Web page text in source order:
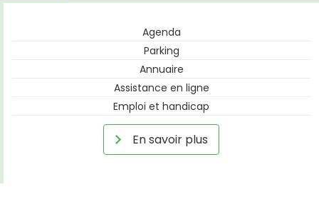
Agenda
Parking
Annuaire
Assistance en ligne
Emploi et handicap
En savoir plus